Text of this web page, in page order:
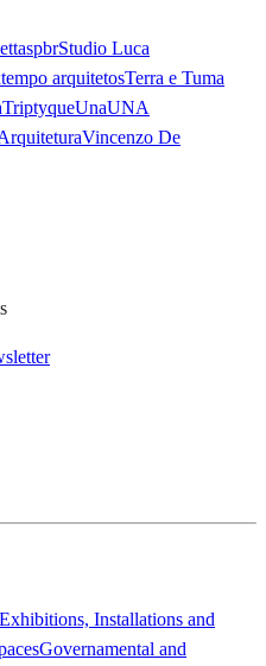
spbrStudio Luca
tempo arquitetosTerra e Tuma
TriptyqueUnaUNA
Vincenzo De
Exhibitions, Installations and
Governamental and